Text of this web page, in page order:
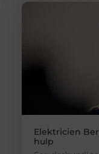
Elektricien
hulp